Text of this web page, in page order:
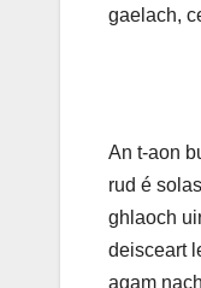
gaelach,
An t-aon
rud é
ghlaoch
deisceart
agam